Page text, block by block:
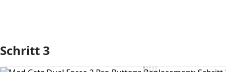
Kommentar hinzufügen
Schritt 3